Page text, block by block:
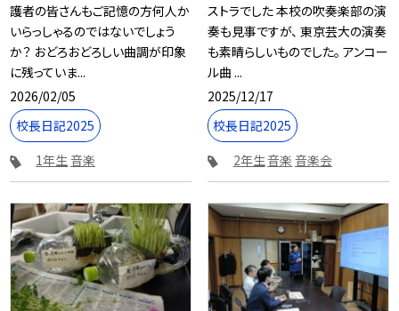
護者の皆さんもご記憶の方何人か
いらっしゃるのではないでしょう
か？ おどろおどろしい曲調が印象
に残っていま...
2026/02/05
校長日記2025
1年生音楽
ストラでした 本校の吹奏楽部の演
奏も見事ですが、 東京芸大の演奏
も素晴らしいものでした。 アンコー
ル曲 ...
2025/12/17
校長日記2025
2年生音楽 音楽会